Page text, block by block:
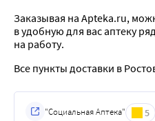
Заказывая на Apteka.ru,
в удобную для вас аптеку
на работу.
Все пункты доставки в
"Социальная Аптека" 5